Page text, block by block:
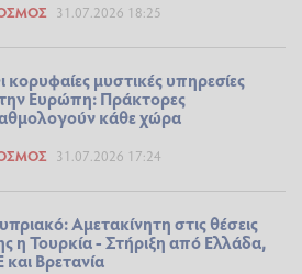
31.07.2026 18:25
κορυφαίες μυστικές υπηρεσίες
Ευρώπη: Πράκτορες
κάθε χώρα
31.07.2026 17:24
Αμετακίνητη στις θέσεις
η Τουρκία - Στήριξη από Ελλάδα,
και Βρετανία